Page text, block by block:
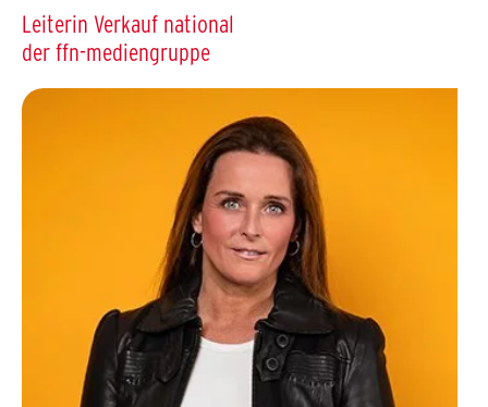
Leiterin Verkauf national
der ffn-mediengruppe